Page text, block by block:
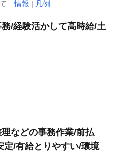
て情報 | 凡例
/経験活かして高時給/土
などの事務作業/前払
定/有給とりやすい/環境